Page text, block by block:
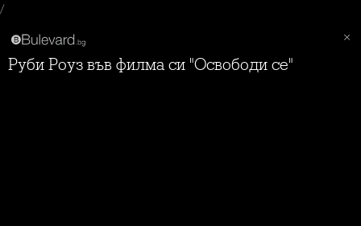
/
Руби Роуз във филма си "Освободи се"